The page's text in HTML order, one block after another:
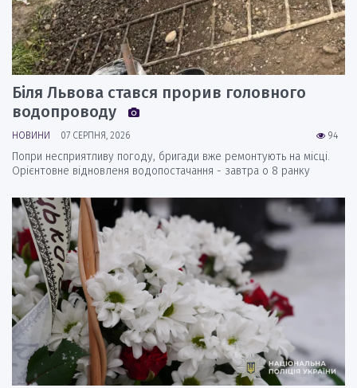
Біля Львова стався прорив головного
водопроводу
94
НОВИНИ 07 СЕРПНЯ, 2026
Попри несприятливу погоду, бригади вже ремонтують на місці.
Орієнтовне відновленя водопостачання - завтра о 8 ранку